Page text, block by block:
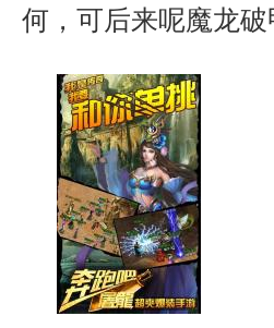
何，可后来呢魔龙破